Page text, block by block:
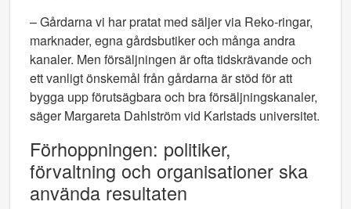
– Gårdarna vi har pratat med säljer via Reko-ringar,
marknader, egna gårdsbutiker och många andra
kanaler. Men försäljningen är ofta tidskrävande och
ett vanligt önskemål från gårdarna är stöd för att
bygga upp förutsägbara och bra försäljningskanaler,
säger Margareta Dahlström vid Karlstads universitet.
Förhoppningen: politiker,
förvaltning och organisationer ska
använda resultaten